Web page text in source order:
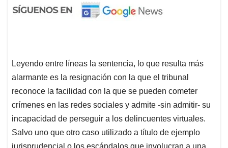
Leyendo entre líneas la sentencia, lo que resulta más
alarmante es la resignación con la que el tribunal
reconoce la facilidad con la que se pueden cometer
crímenes en las redes sociales y admite -sin admitir- su
incapacidad de perseguir a los delincuentes virtuales.
Salvo uno que otro caso utilizado a título de ejemplo
jurisprudencial o los escándalos que involucran a una